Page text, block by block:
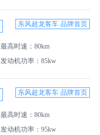
最高时速：80km
发动机功率：85kw
东风超龙客车 品牌首页
最高时速：80km
发动机功率：95kw
东风超龙客车 品牌首页